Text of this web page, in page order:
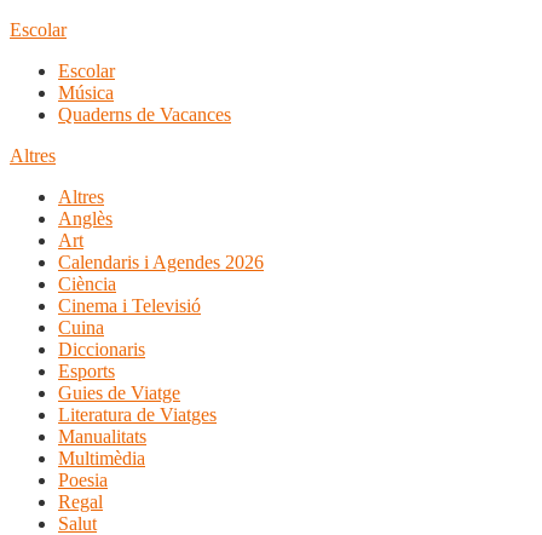
Escolar
Escolar
Música
Quaderns de Vacances
Altres
Altres
Anglès
Art
Calendaris i Agendes 2026
Ciència
Cinema i Televisió
Cuina
Diccionaris
Esports
Guies de Viatge
Literatura de Viatges
Manualitats
Multimèdia
Poesia
Regal
Salut